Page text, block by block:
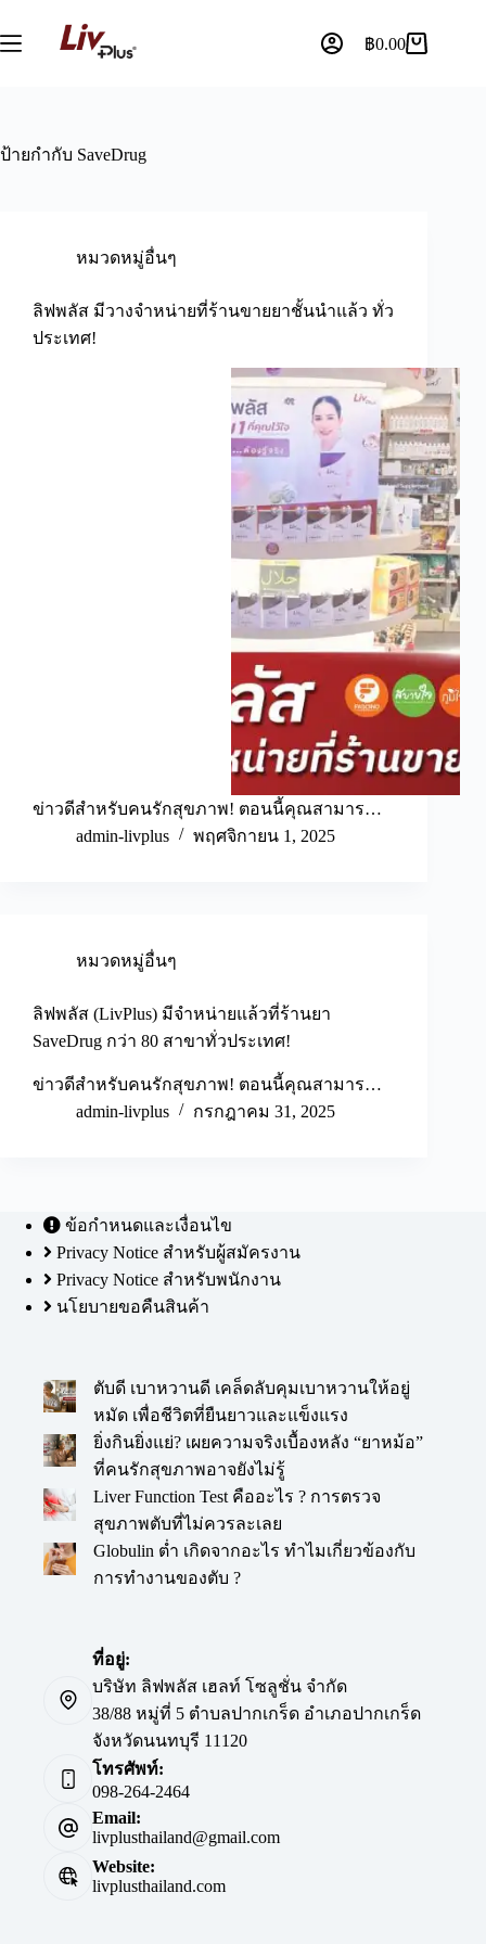
฿0.00
ป้ายกำกับ SaveDrug
หมวดหมู่อื่นๆ
ลิฟพลัส มีวางจำหน่ายที่ร้านขายยาชั้นนำแล้ว ทั่ว
ประเทศ!
ข่าวดีสำหรับคนรักสุขภาพ! ตอนนี้คุณสามาร…
admin-livplus
พฤศจิกายน 1, 2025
หมวดหมู่อื่นๆ
ลิฟพลัส (LivPlus) มีจำหน่ายแล้วที่ร้านยา
SaveDrug กว่า 80 สาขาทั่วประเทศ!
ข่าวดีสำหรับคนรักสุขภาพ! ตอนนี้คุณสามาร…
admin-livplus
กรกฎาคม 31, 2025
ข้อกำหนดและเงื่อนไข
Privacy Notice สำหรับผู้สมัครงาน
Privacy Notice สำหรับพนักงาน
นโยบายขอคืนสินค้า
ตับดี เบาหวานดี เคล็ดลับคุมเบาหวานให้อยู่
หมัด เพื่อชีวิตที่ยืนยาวและแข็งแรง
ยิ่งกินยิ่งแย่? เผยความจริงเบื้องหลัง “ยาหม้อ”
ที่คนรักสุขภาพอาจยังไม่รู้
Liver Function Test คืออะไร ? การตรวจ
สุขภาพตับที่ไม่ควรละเลย
Globulin ต่ำ เกิดจากอะไร ทำไมเกี่ยวข้องกับ
การทำงานของตับ ?
ที่อยู่:
บริษัท ลิฟพลัส เฮลท์ โซลูชั่น จำกัด
38/88 หมู่ที่ 5 ตำบลปากเกร็ด อำเภอปากเกร็ด
จังหวัดนนทบุรี 11120
โทรศัพท์:
098-264-2464
Email:
livplusthailand@gmail.com
Website:
livplusthailand.com